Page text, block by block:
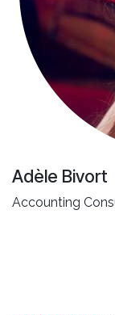
Adèle Bivort
Accounting